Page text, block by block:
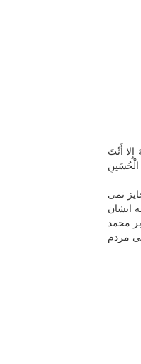
أَنْتَ
الْحُسَینِ
نمی
ایشان
محمد
مردم